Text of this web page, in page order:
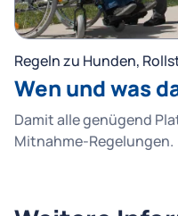
Regeln zu Hunden,
Wen und was
Damit alle genügend
Mitnahme-Regelungen.